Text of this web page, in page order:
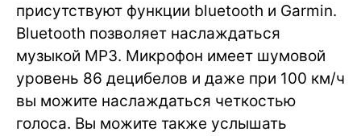
присутствуют функции bluetooth и Garmin.
Bluetooth позволяет наслаждаться
музыкой MP3. Микрофон имеет шумовой
уровень 86 децибелов и даже при 100 км/ч
вы можите наслаждаться четкостью
голоса. Вы можите также услышать